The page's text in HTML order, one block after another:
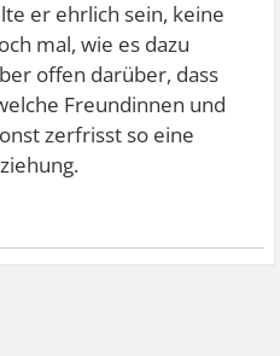
er ehrlich sein, keine
mal, wie es dazu
offen darüber, dass
Freundinnen und
zerfrisst so eine